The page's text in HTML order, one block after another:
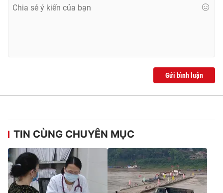
Gửi bình luận
TIN CÙNG CHUYÊN MỤC